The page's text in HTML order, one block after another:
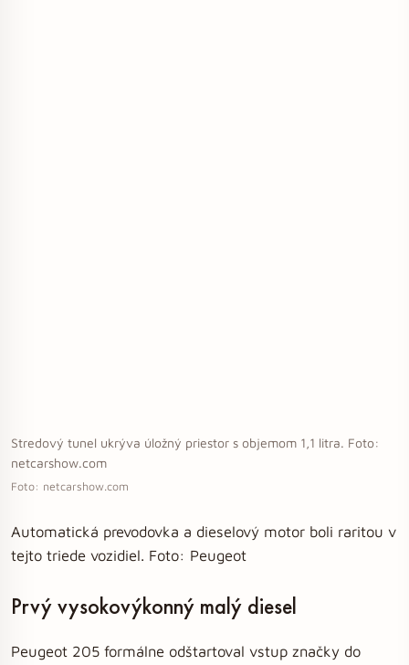
Stredový tunel ukrýva úložný priestor s objemom 1,1 litra. Foto:
netcarshow.com
Foto: netcarshow.com
Automatická prevodovka a dieselový motor boli raritou v
tejto triede vozidiel. Foto: Peugeot
Prvý vysokovýkonný malý diesel
Peugeot 205 formálne odštartoval vstup značky do